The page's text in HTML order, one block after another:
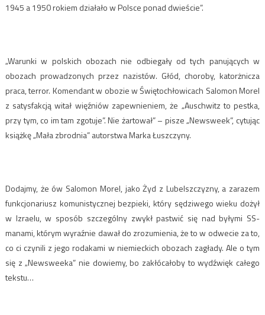
1945 a 1950 rokiem działało w Polsce ponad dwieście”.
„Warunki w polskich obozach nie odbiegały od tych panujących w
obozach prowadzonych przez nazistów. Głód, choroby, katorżnicza
praca, terror. Komendant w obozie w Świętochłowicach Salomon Morel
z satysfakcją witał więźniów zapewnieniem, że „Auschwitz to pestka,
przy tym, co im tam zgotuje”. Nie żartował” – pisze „Newsweek”, cytując
książkę „Mała zbrodnia” autorstwa Marka Łuszczyny.
Dodajmy, że ów Salomon Morel, jako Żyd z Lubelszczyzny, a zarazem
funkcjonariusz komunistycznej bezpieki, który sędziwego wieku dożył
w Izraelu, w sposób szczególny zwykł pastwić się nad byłymi SS-
manami, którym wyraźnie dawał do zrozumienia, że to w odwecie za to,
co ci czynili z jego rodakami w niemieckich obozach zagłady. Ale o tym
się z „Newsweeka” nie dowiemy, bo zakłócałoby to wydźwięk całego
tekstu…